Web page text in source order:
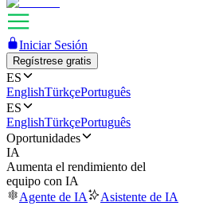
Iniciar Sesión
Regístrese gratis
ES
EnglishTürkçePortuguês
ES
EnglishTürkçePortuguês
Oportunidades
IA
Aumenta el rendimiento del
equipo con IA
Agente de IA
Asistente de IA